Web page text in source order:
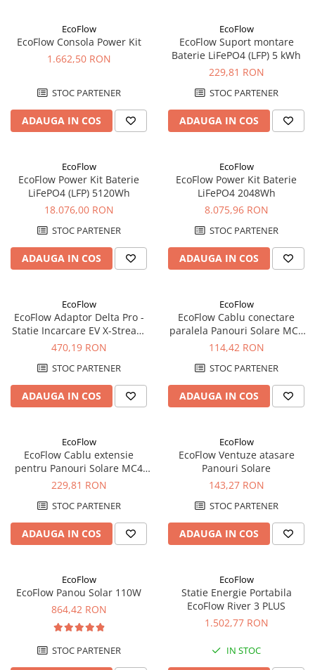
Redresoare auto, moto, barci si
stationare
UPS pentru centrale termice si
extern
UPS Calculatoare si Servere
Stabilizatoare Tensiune
PDUs unitati de distributie a
energiei electrice
Cabinete baterii
Acumulatori UPS
Drumetii / Camping
Frigidere portabile
Panouri portabile
Racire/Incalzire
Statii energie portabile
Diverse
Intrerupatoare si prize
Dulapuri pentru cablare
structurata
Sigurante
Tablouri electrice
Lumina (Becuri si Lanterne)
Laptop & PC accesorii, baterii,
Cablu de date si Adaptoare
Solutii solare portabile
Lichidare de stoc
EcoFlow
EcoFlow Consola Power Kit
1.662,50 RON
STOC PARTENER
ADAUGA IN COS
EcoFlow
EcoFlow Suport montare
Baterie LiFePO4 (LFP) 5 kWh
229,81 RON
STOC PARTENER
ADAUGA IN COS
EcoFlow
EcoFlow Power Kit Baterie
LiFePO4 (LFP) 5120Wh
18.076,00 RON
STOC PARTENER
ADAUGA IN COS
EcoFlow
EcoFlow Power Kit Baterie
LiFePO4 2048Wh
8.075,96 RON
STOC PARTENER
ADAUGA IN COS
EcoFlow
EcoFlow Adaptor Delta Pro -
Statie Incarcare EV X-Stream
nivel 2
470,19 RON
STOC PARTENER
ADAUGA IN COS
EcoFlow
EcoFlow Cablu conectare
paralela Panouri Solare MC4
30cm
114,42 RON
STOC PARTENER
ADAUGA IN COS
EcoFlow
EcoFlow Cablu extensie
pentru Panouri Solare MC4
3m
229,81 RON
STOC PARTENER
ADAUGA IN COS
EcoFlow
EcoFlow Ventuze atasare
Panouri Solare
143,27 RON
STOC PARTENER
ADAUGA IN COS
EcoFlow
EcoFlow Panou Solar 110W
864,42 RON
STOC PARTENER
EcoFlow
Statie Energie Portabila
EcoFlow River 3 PLUS
1.502,77 RON
IN STOC